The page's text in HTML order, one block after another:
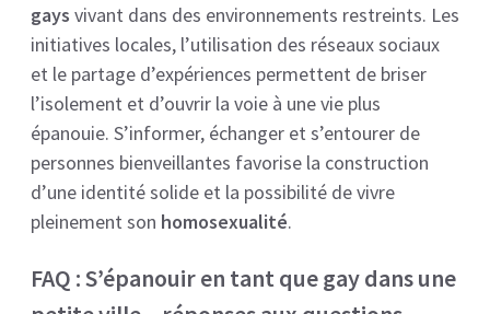
gays vivant dans des environnements restreints. Les
initiatives locales, l’utilisation des réseaux sociaux
et le partage d’expériences permettent de briser
l’isolement et d’ouvrir la voie à une vie plus
épanouie. S’informer, échanger et s’entourer de
personnes bienveillantes favorise la construction
d’une identité solide et la possibilité de vivre
pleinement son homosexualité.
FAQ : S’épanouir en tant que gay dans une